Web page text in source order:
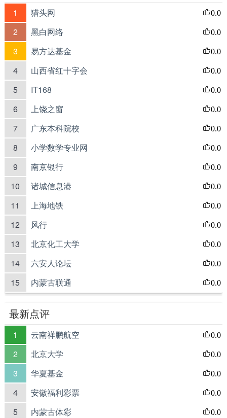
1 猎头网 0.0
2 黑白网络 0.0
3 易方达基金 0.0
4 山西省红十字会 0.0
5 IT168 0.0
6 上饶之窗 0.0
7 广东本科院校 0.0
8 小学数学专业网 0.0
9 南京银行 0.0
10 诸城信息港 0.0
11 上海地铁 0.0
12 风行 0.0
13 北京化工大学 0.0
14 六安人论坛 0.0
15 内蒙古联通 0.0
最新点评
1 云南祥鹏航空 0.0
2 北京大学 0.0
3 华夏基金 0.0
4 安徽福利彩票 0.0
5 内蒙古体彩 0.0